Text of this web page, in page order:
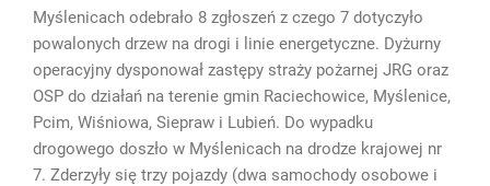
Myślenicach odebrało 8 zgłoszeń z czego 7 dotyczyło
powalonych drzew na drogi i linie energetyczne. Dyżurny
operacyjny dysponował zastępy straży pożarnej JRG oraz
OSP do działań na terenie gmin Raciechowice, Myślenice,
Pcim, Wiśniowa, Siepraw i Lubień. Do wypadku
drogowego doszło w Myślenicach na drodze krajowej nr
7. Zderzyły się trzy pojazdy (dwa samochody osobowe i